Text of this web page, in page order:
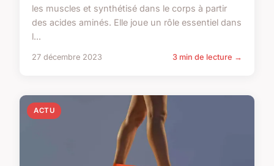
les muscles et synthétisé dans le corps à partir
des acides aminés. Elle joue un rôle essentiel dans
l...
27 décembre 2023 3 min de lecture →
ACTU